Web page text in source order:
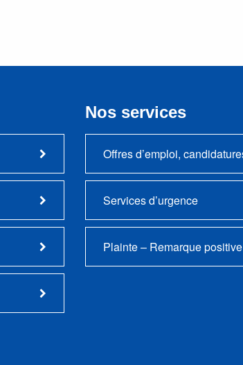
Nos services
Offres d’emploi,
Services d’urgence
Plainte – Remarque